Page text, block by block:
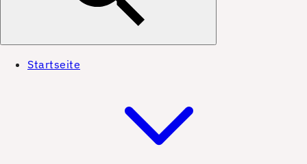
Startseite